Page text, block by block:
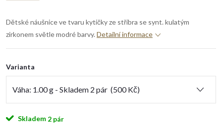
Dětské náušnice ve tvaru kytičky ze stříbra se synt. kulatým
zirkonem světle modré barvy. Detailní informace
Varianta
Skladem 2 pár